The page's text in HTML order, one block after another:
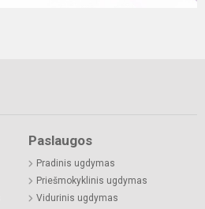
Paslaugos
Pradinis ugdymas
Priešmokyklinis ugdymas
Vidurinis ugdymas